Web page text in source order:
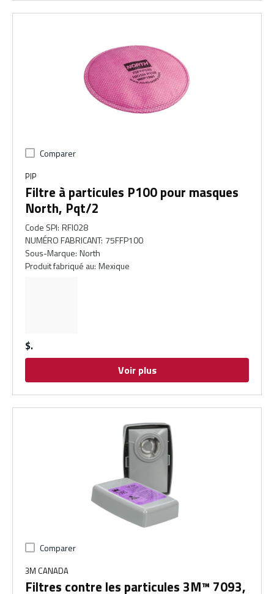
Comparer
PIP
Filtre à particules P100 pour masques
North, Pqt/2
Code SPI: RFI028
NUMÉRO FABRICANT: 75FFP100
Sous-Marque: North
Produit fabriqué au: Mexique
$
Voir plus
Comparer
3M CANADA
Filtres contre les particules 3M™ 7093,